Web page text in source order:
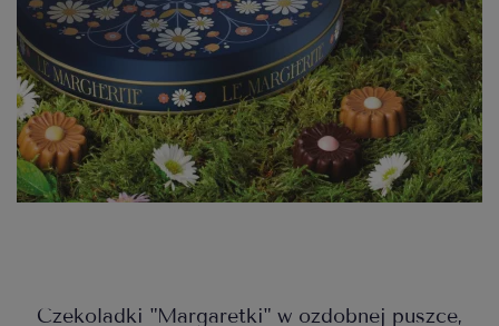
Czekoladki "Margaretki" w ozdobnej puszce,